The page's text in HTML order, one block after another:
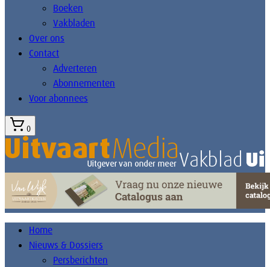
Boeken
Vakbladen
Over ons
Contact
Adverteren
Abonnementen
Voor abonnees
0
Home
Nieuws & Dossiers
Persberichten